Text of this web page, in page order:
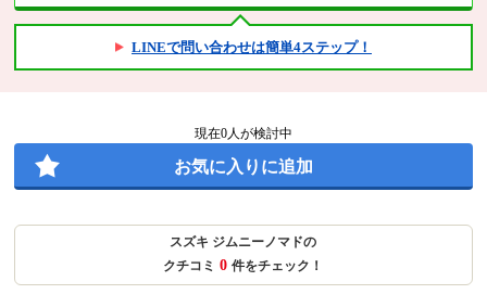
LINEで問い合わせは簡単4ステップ！
現在0人が検討中
お気に入りに追加
スズキ ジムニーノマドの
クチコミ 0 件をチェック！